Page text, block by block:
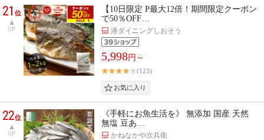
21位
UP
【10日限定 P最大12倍！期間限定クーポン
で50％OFF…
港ダイニングしおそう
5,998円～
(123)
22位
UP
《手軽にお魚生活を》 無添加 国産 天然
無塩 豆あ…
かねなかや次兵衛